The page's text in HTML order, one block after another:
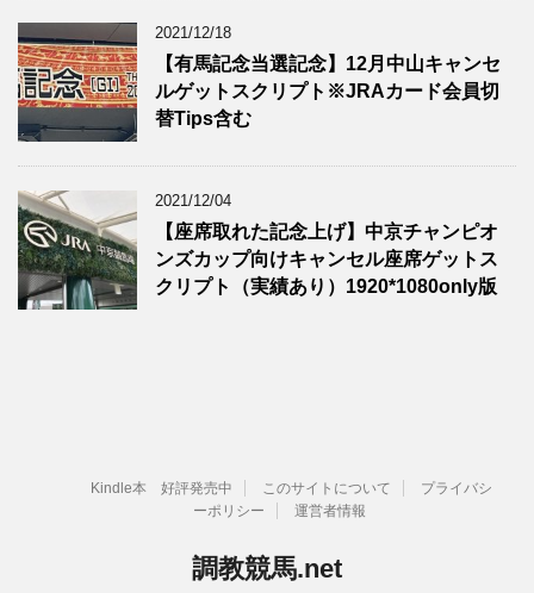
2021/12/18
【有馬記念当選記念】12月中山キャンセ
ルゲットスクリプト※JRAカード会員切
替Tips含む
2021/12/04
【座席取れた記念上げ】中京チャンピオ
ンズカップ向けキャンセル座席ゲットス
クリプト（実績あり）1920*1080only版
Kindle本 好評発売中 このサイトについて
プライバシ
ーポリシー
運営者情報
調教競馬.net